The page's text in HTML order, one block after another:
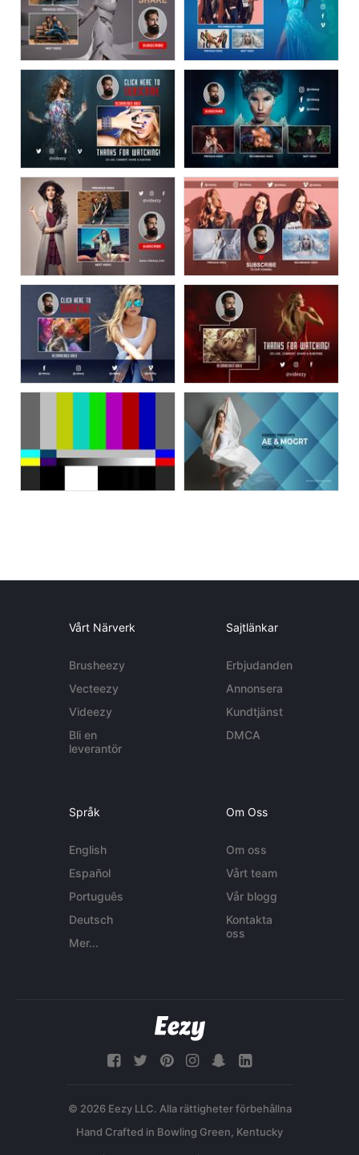
Vårt Närverk
Brusheezy
Vecteezy
Videezy
Bli en
leverantör
Sajtlänkar
Erbjudanden
Annonsera
Kundtjänst
DMCA
Språk
English
Español
Português
Deutsch
Mer...
Om Oss
Om oss
Vårt team
Vår blogg
Kontakta
oss
© 2026 Eezy LLC. Alla rättigheter förbehållna